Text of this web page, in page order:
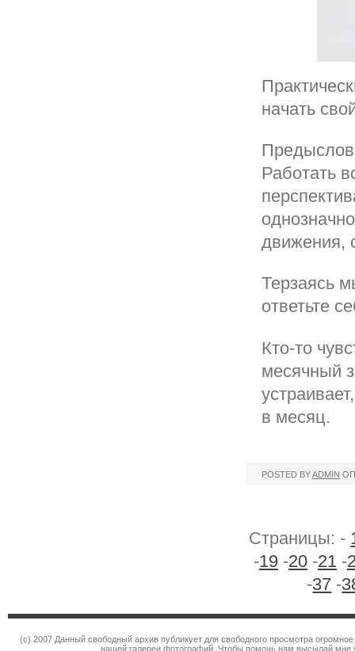
начать
Работать
движения,
Терзаясь
ответьте
Кто-то
месячный
в месяц.
POSTED BYADMIN
Страницы: -
-19 -20 -21 -
-37 -
(c) 2007 Данный свободный архив публикует для свободного просмотра
нашей галереи фотографий. Чтобы помочь нам высылай мне